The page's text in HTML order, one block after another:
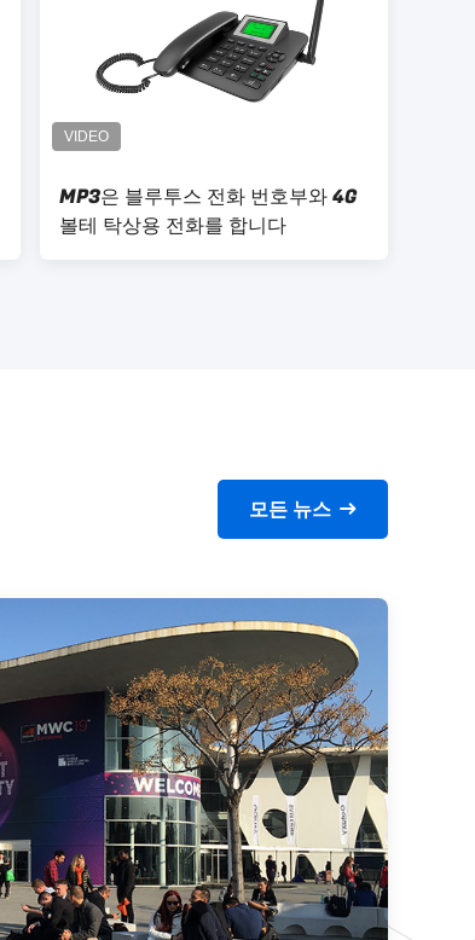
MP3은 블루투스 전화 번호부와 4G
볼테 탁상용 전화를 합니다
모든 뉴스